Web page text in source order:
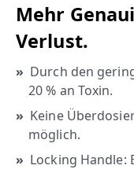
Mehr
Verlust.
Durch den
20 % an Toxin.
Keine
möglich.
Locking Handle: